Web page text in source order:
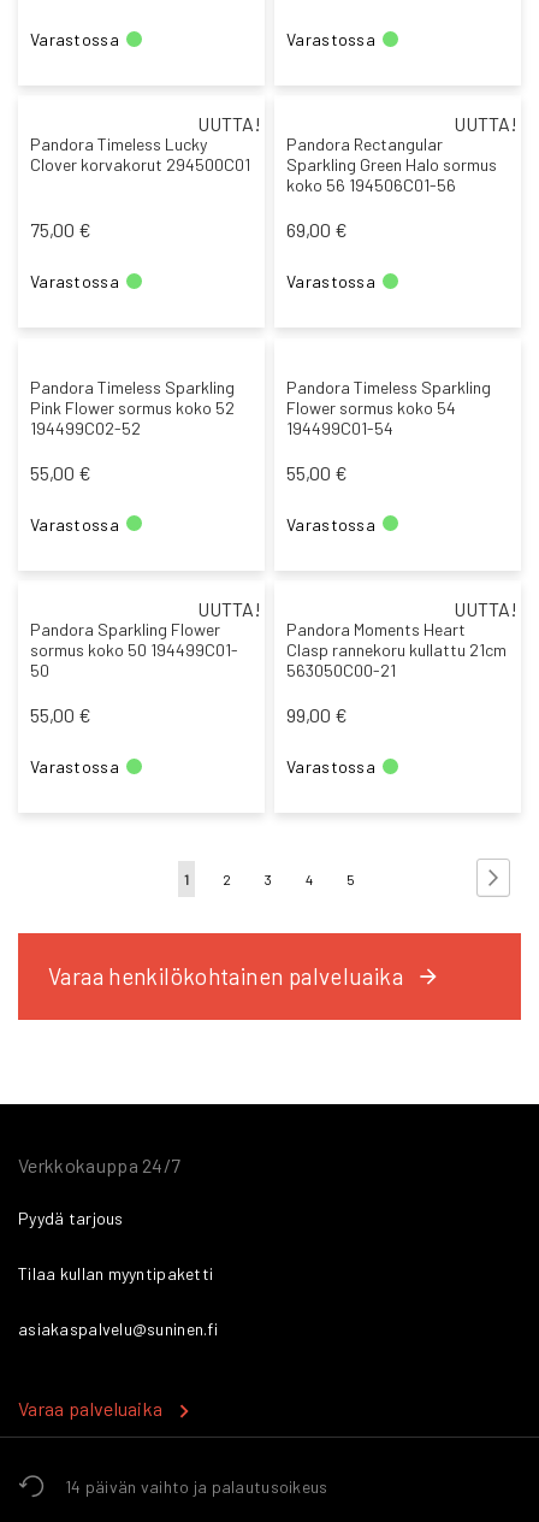
Varastossa Varastossa
UUTTA!
Pandora Timeless Lucky
Clover korvakorut 294500C01
75,00 €
Varastossa
UUTTA!
Pandora Rectangular
Sparkling Green Halo sormus
koko 56 194506C01-56
69,00 €
Varastossa
Pandora Timeless Sparkling
Pink Flower sormus koko 52
194499C02-52
55,00 €
Varastossa
Pandora Timeless Sparkling
Flower sormus koko 54
194499C01-54
55,00 €
Varastossa
UUTTA!
Pandora Sparkling Flower
sormus koko 50 194499C01-
50
55,00 €
Varastossa
UUTTA!
Pandora Moments Heart
Clasp rannekoru kullattu 21cm
563050C00-21
99,00 €
Varastossa
You're
page
1 Sivu
2 Sivu
3 Sivu
4 Sivu
5
Varaa henkilökohtainen palveluaika
14 päivän vaihto ja palautusoikeus
Verkkokauppa 24/7
Pyydä tarjous
Tilaa kullan myyntipaketti
asiakaspalvelu@suninen.fi
Varaa palveluaika